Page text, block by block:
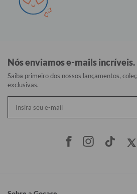
Nós enviamos e-mails incríveis.
Saiba primeiro dos nossos lançamentos,
exclusivas.